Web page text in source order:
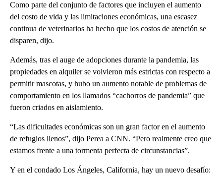
Como parte del conjunto de factores que incluyen el aumento
del costo de vida y las limitaciones económicas, una escasez
continua de veterinarios ha hecho que los costos de atención se
disparen, dijo.
Además, tras el auge de adopciones durante la pandemia, las
propiedades en alquiler se volvieron más estrictas con respecto a
permitir mascotas, y hubo un aumento notable de problemas de
comportamiento en los llamados “cachorros de pandemia” que
fueron criados en aislamiento.
“Las dificultades económicas son un gran factor en el aumento
de refugios llenos”, dijo Perea a CNN. “Pero realmente creo que
estamos frente a una tormenta perfecta de circunstancias”.
Y en el condado Los Ángeles, California, hay un nuevo desafío: